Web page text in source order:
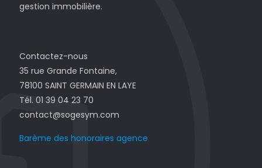
gestion immobilière.
Contactez-nous
35 rue Grande Fontaine,
78100 SAINT GERMAIN EN LAYE
Tél. 01 39 04 23 70
contact@sogesym.com
Barème des honoraires agence